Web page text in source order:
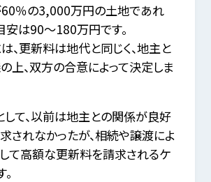
％の3,000万円の土地であれ
安は90～180万円です。
は、更新料は地代と同じく、地主と
上、双方の合意によって決定しま
して、以前は地主との関係が良好
されなかったが、相続や譲渡によ
て高額な更新料を請求されるケ